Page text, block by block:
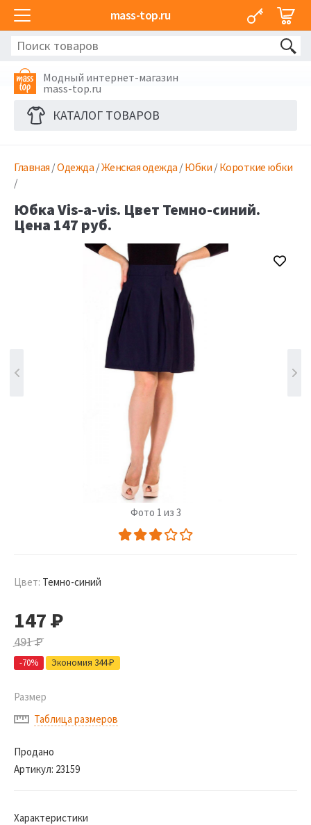
mass-top.ru
Модный интернет-магазин
mass-top.ru
КАТАЛОГ ТОВАРОВ
Главная /Одежда /Женская одежда /Юбки /Короткие юбки
/
Юбка Vis-a-vis. Цвет Темно-синий.
Цена 147 руб.
Фото 1 из 3
Цвет: Темно-синий
147Р
491Р
-70% Экономия 344Р
Размер
Таблица размеров
Продано
Артикул: 23159
Характеристики